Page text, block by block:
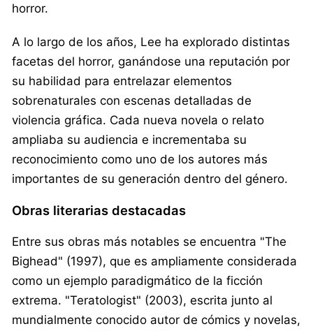
horror.
A lo largo de los años, Lee ha explorado distintas
facetas del horror, ganándose una reputación por
su habilidad para entrelazar elementos
sobrenaturales con escenas detalladas de
violencia gráfica. Cada nueva novela o relato
ampliaba su audiencia e incrementaba su
reconocimiento como uno de los autores más
importantes de su generación dentro del género.
Obras literarias destacadas
Entre sus obras más notables se encuentra "The
Bighead" (1997), que es ampliamente considerada
como un ejemplo paradigmático de la ficción
extrema. "Teratologist" (2003), escrita junto al
mundialmente conocido autor de cómics y novelas,